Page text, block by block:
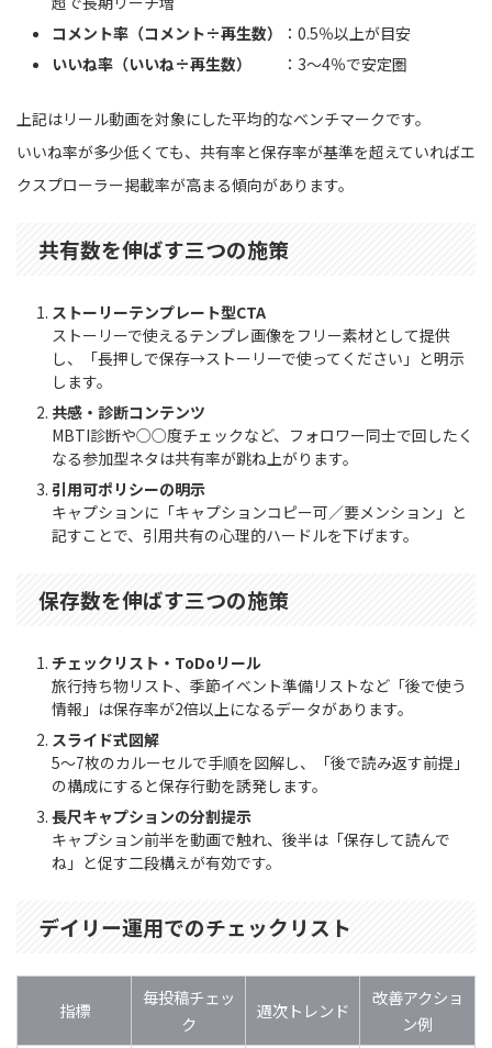
コメント率（コメント÷再生数）
：0.5％以上が目安
いいね率（いいね÷再生数）
：3〜4％で安定圏
上記はリール動画を対象にした平均的なベンチマークです。
いいね率が多少低くても、共有率と保存率が基準を超えていればエ
クスプローラー掲載率が高まる傾向があります。
共有数を伸ばす三つの施策
ストーリーテンプレート型CTA
ストーリーで使えるテンプレ画像をフリー素材として提供
し、「長押しで保存→ストーリーで使ってください」と明示
します。
共感・診断コンテンツ
MBTI診断や○○度チェックなど、フォロワー同士で回したく
なる参加型ネタは共有率が跳ね上がります。
引用可ポリシーの明示
キャプションに「キャプションコピー可／要メンション」と
記すことで、引用共有の心理的ハードルを下げます。
保存数を伸ばす三つの施策
チェックリスト・ToDoリール
旅行持ち物リスト、季節イベント準備リストなど「後で使う
情報」は保存率が2倍以上になるデータがあります。
スライド式図解
5〜7枚のカルーセルで手順を図解し、「後で読み返す前提」
の構成にすると保存行動を誘発します。
長尺キャプションの分割提示
キャプション前半を動画で触れ、後半は「保存して読んで
ね」と促す二段構えが有効です。
デイリー運用でのチェックリスト
指標
毎投稿チェッ
ク
週次トレンド
改善アクショ
ン例